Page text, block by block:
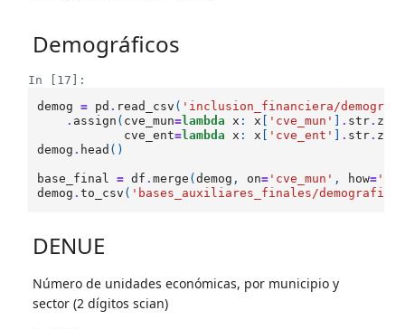
Demográficos
In [17]:
demog
= pd . read_csv ( 'inclusion_financiera/
. assign ( cve_mun=lambda x : x 'cve_mun' . str.
cve_ent=lambda x : x 'cve_ent' . str.
demog . head ()
base_final = df .merge (demog , on= 'cve_mun' , how=
demog .to_csv ( 'bases_auxiliares_finales/
DENUE
Número de unidades económicas, por municipio y
sector (2 dígitos scian)